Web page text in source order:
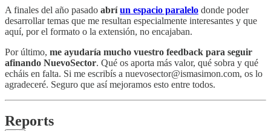
A finales del año pasado abríun espacio paralelo donde poder
desarrollar temas que me resultan especialmente interesantes y que
aquí, por el formato o la extensión, no encajaban.
Por último, me ayudaría mucho vuestro feedback para seguir
afinando NuevoSector. Qué os aporta más valor, qué sobra y qué
echáis en falta. Si me escribís a nuevosector@ismasimon.com, os lo
agradeceré. Seguro que así mejoramos esto entre todos.
Reports